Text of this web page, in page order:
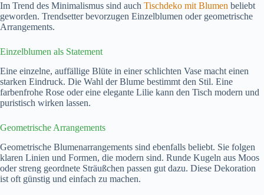
Im Trend des Minimalismus sind auch Tischdeko mit Blumen beliebt
geworden. Trendsetter bevorzugen Einzelblumen oder geometrische
Arrangements.
Einzelblumen als Statement
Eine einzelne, auffällige Blüte in einer schlichten Vase macht einen
starken Eindruck. Die Wahl der Blume bestimmt den Stil. Eine
farbenfrohe Rose oder eine elegante Lilie kann den Tisch modern und
puristisch wirken lassen.
Geometrische Arrangements
Geometrische Blumenarrangements sind ebenfalls beliebt. Sie folgen
klaren Linien und Formen, die modern sind. Runde Kugeln aus Moos
oder streng geordnete Sträußchen passen gut dazu. Diese Dekoration
ist oft günstig und einfach zu machen.